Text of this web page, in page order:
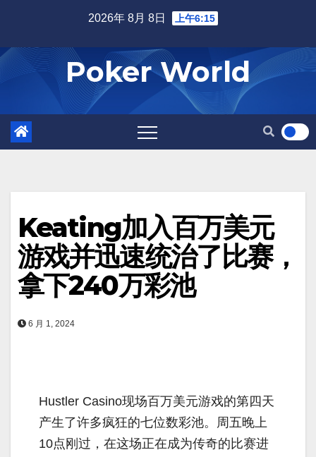
content
2026年 8月 8日 上午6:15
Poker World
Keating加入百万美元
游戏并迅速统治了比赛，
拿下240万彩池
6 月 1, 2024
Hustler Casino现场百万美元游戏的第四天
产生了许多疯狂的七位数彩池。周五晚上
10点刚过，在这场正在成为传奇的比赛进